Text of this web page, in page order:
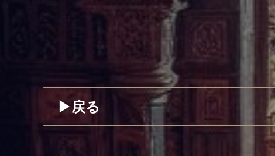
▶︎戻る